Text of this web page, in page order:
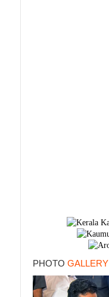
PHOTO GALLERY